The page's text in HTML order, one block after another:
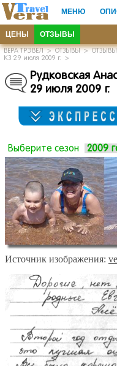
МЕНЮ
ЦЕНЫ ОТЗЫВЫ
ВЕРА ТРЭВЕЛ>ОТЗЫВЫ>
КЗ 29 июля 2009 г. >
Рудковская
29 июля 2009 г.
Выберите сезон
Источник изображения: